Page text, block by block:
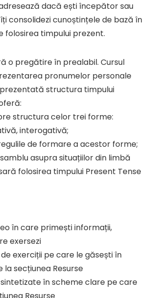
dacă ești începător sau
consolidezi cunoștințele de bază în
folosirea timpului prezent.
o pregătire în prealabil. Cursul
pronumelor personale
structura timpului
structura celor trei forme:
interogativă;
de formare a acestor forme;
asupra situațiilor din limbă
folosirea timpului Present Tense
în care primești informații,
exersezi
exerciții pe care le găsești în
la secțiunea Resurse
în scheme clare pe care